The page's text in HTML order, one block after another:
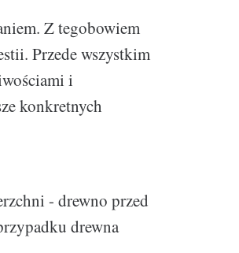
Z tegobowiem
Przede wszystkim
i
konkretnych
- drewno przed
drewna